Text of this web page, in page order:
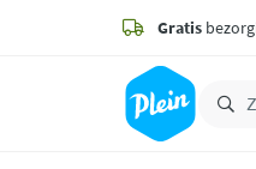
zoeken
hoofdinhoud
Gratis